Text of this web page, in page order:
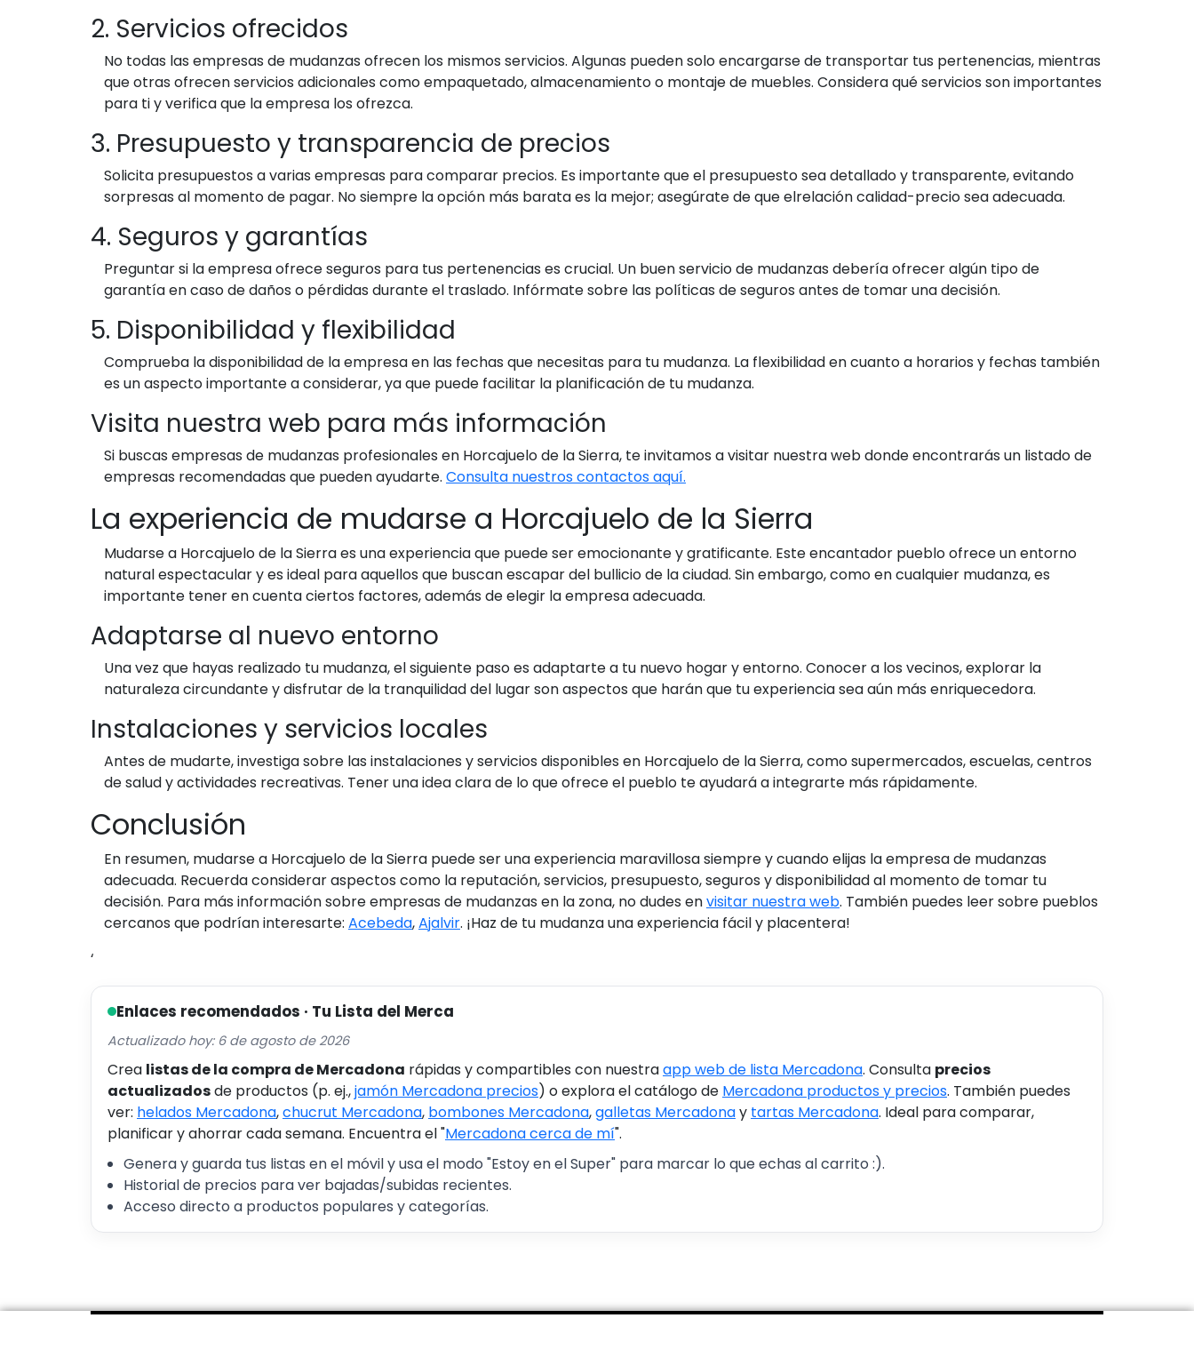
2. Servicios ofrecidos
No todas las empresas de mudanzas ofrecen los mismos servicios. Algunas pueden solo encargarse de transportar tus pertenencias, mientras
que otras ofrecen servicios adicionales como empaquetado, almacenamiento o montaje de muebles. Considera qué servicios son importantes
para ti y verifica que la empresa los ofrezca.
3. Presupuesto y transparencia de precios
Solicita presupuestos a varias empresas para comparar precios. Es importante que el presupuesto sea detallado y transparente, evitando
sorpresas al momento de pagar. No siempre la opción más barata es la mejor; asegúrate de que elrelación calidad-precio sea adecuada.
4. Seguros y garantías
Preguntar si la empresa ofrece seguros para tus pertenencias es crucial. Un buen servicio de mudanzas debería ofrecer algún tipo de
garantía en caso de daños o pérdidas durante el traslado. Infórmate sobre las políticas de seguros antes de tomar una decisión.
5. Disponibilidad y flexibilidad
Comprueba la disponibilidad de la empresa en las fechas que necesitas para tu mudanza. La flexibilidad en cuanto a horarios y fechas también
es un aspecto importante a considerar, ya que puede facilitar la planificación de tu mudanza.
Visita nuestra web para más información
Si buscas empresas de mudanzas profesionales en Horcajuelo de la Sierra, te invitamos a visitar nuestra web donde encontrarás un listado de
empresas recomendadas que pueden ayudarte. Consulta nuestros contactos aquí.
La experiencia de mudarse a Horcajuelo de la Sierra
Mudarse a Horcajuelo de la Sierra es una experiencia que puede ser emocionante y gratificante. Este encantador pueblo ofrece un entorno
natural espectacular y es ideal para aquellos que buscan escapar del bullicio de la ciudad. Sin embargo, como en cualquier mudanza, es
importante tener en cuenta ciertos factores, además de elegir la empresa adecuada.
Adaptarse al nuevo entorno
Una vez que hayas realizado tu mudanza, el siguiente paso es adaptarte a tu nuevo hogar y entorno. Conocer a los vecinos, explorar la
naturaleza circundante y disfrutar de la tranquilidad del lugar son aspectos que harán que tu experiencia sea aún más enriquecedora.
Instalaciones y servicios locales
Antes de mudarte, investiga sobre las instalaciones y servicios disponibles en Horcajuelo de la Sierra, como supermercados, escuelas, centros
de salud y actividades recreativas. Tener una idea clara de lo que ofrece el pueblo te ayudará a integrarte más rápidamente.
Conclusión
En resumen, mudarse a Horcajuelo de la Sierra puede ser una experiencia maravillosa siempre y cuando elijas la empresa de mudanzas
adecuada. Recuerda considerar aspectos como la reputación, servicios, presupuesto, seguros y disponibilidad al momento de tomar tu
decisión. Para más información sobre empresas de mudanzas en la zona, no dudes envisitar nuestra web. También puedes leer sobre pueblos
cercanos que podrían interesarte: Acebeda,Ajalvir. ¡Haz de tu mudanza una experiencia fácil y placentera!
‘
Enlaces recomendados · Tu Lista del Merca
Actualizado hoy: 6 de agosto de 2026
Crea listas de la compra de Mercadona rápidas y compartibles con nuestraapp web de lista Mercadona. Consulta precios
actualizadosde productos (p. ej.,jamón Mercadona precios) o explora el catálogo de Mercadona productos y precios. También puedes
ver: helados Mercadona,chucrut Mercadona, bombones Mercadona,galletas Mercadonay tartas Mercadona. Ideal para comparar,
planificar y ahorrar cada semana. Encuentra el "Mercadona cerca de mí".
Genera y guarda tus listas en el móvil y usa el modo "Estoy en el Super" para marcar lo que echas al carrito :).
Historial de precios para ver bajadas/subidas recientes.
Acceso directo a productos populares y categorías.